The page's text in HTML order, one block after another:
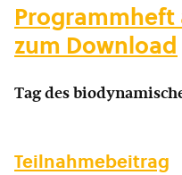
Programmheft
zum Download
Tag des
Teilnahmebeitrag